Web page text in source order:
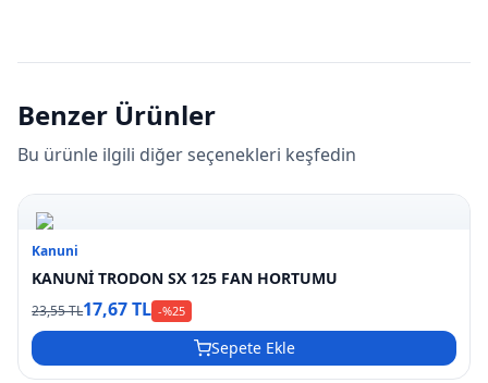
Benzer Ürünler
Bu ürünle ilgili diğer seçenekleri keşfedin
Kanuni
KANUNİ TRODON SX 125 FAN HORTUMU
23,55 TL17,67 TL -%25
Sepete Ekle